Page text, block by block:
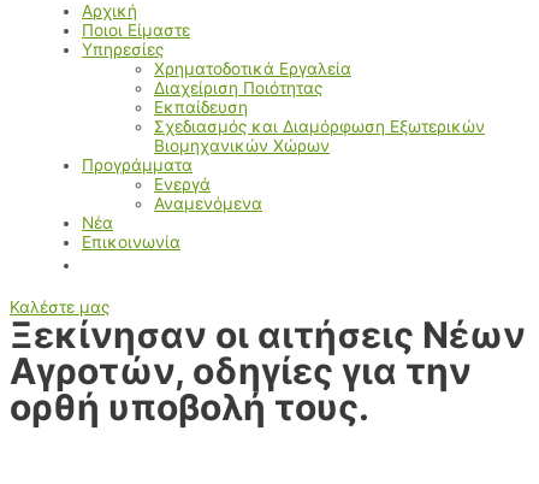
Αρχική
Ποιοι Είμαστε
Υπηρεσίες
Χρηματοδοτικά Εργαλεία
Διαχείριση Ποιότητας
Εκπαίδευση
Σχεδιασμός και Διαμόρφωση Εξωτερικών
Βιομηχανικών Χώρων
Προγράμματα
Ενεργά
Αναμενόμενα
Νέα
Επικοινωνία
Καλέστε μας
Ξεκίνησαν οι αιτήσεις Νέων
Αγροτών, οδηγίες για την
ορθή υποβολή τους.